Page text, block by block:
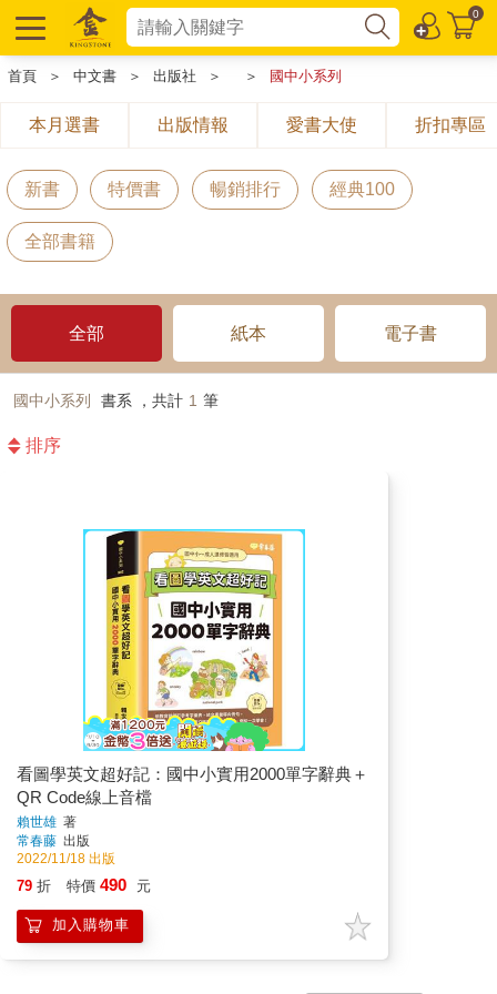
0
首頁 ＞ 中文書 ＞ 出版社 ＞ ＞ 國中小系列
本月選書 出版情報 愛書大使 折扣專區
新書 特價書 暢銷排行 經典100
全部書籍
全部 紙本 電子書
國中小系列 書系 ，共計 1 筆
排序
看圖學英文超好記：國中小實用2000單字辭典＋
QR Code線上音檔
賴世雄 著
常春藤 出版
2022/11/18 出版
79 折 特價 490 元
加入購物車